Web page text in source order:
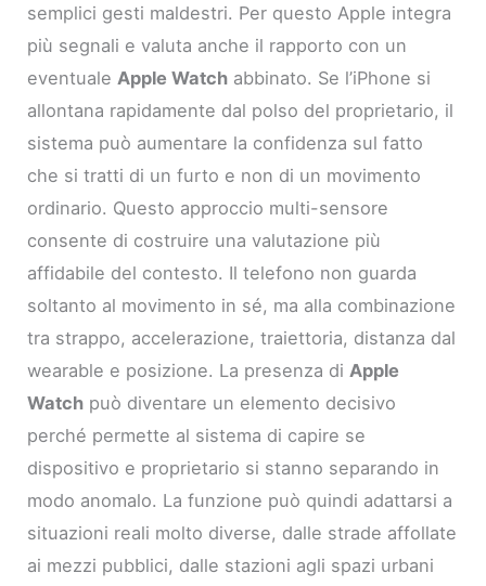
semplici gesti maldestri. Per questo Apple integra
più segnali e valuta anche il rapporto con un
eventuale Apple Watch abbinato. Se l’iPhone si
allontana rapidamente dal polso del proprietario, il
sistema può aumentare la confidenza sul fatto
che si tratti di un furto e non di un movimento
ordinario. Questo approccio multi-sensore
consente di costruire una valutazione più
affidabile del contesto. Il telefono non guarda
soltanto al movimento in sé, ma alla combinazione
tra strappo, accelerazione, traiettoria, distanza dal
wearable e posizione. La presenza di Apple
Watch può diventare un elemento decisivo
perché permette al sistema di capire se
dispositivo e proprietario si stanno separando in
modo anomalo. La funzione può quindi adattarsi a
situazioni reali molto diverse, dalle strade affollate
ai mezzi pubblici, dalle stazioni agli spazi urbani